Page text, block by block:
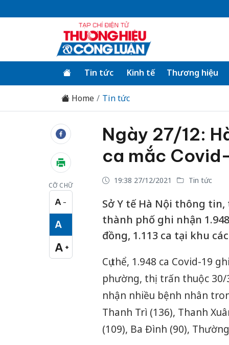
Tin tức Kinh tế Thương hiệu
Home Tin tức
CỠ CHỮ
A −
Cỡ chữ nhỏ
A
Cỡ chữ vừa
A +
Cỡ chữ lớn
Ngày 27/12:
ca mắc
19:38 27/12/2021 Tin tức
Sở Y tế Hà Nội thông
thành phố ghi nhận
đồng, 1.113 ca tại khu
Cụ thể, 1.948 ca Covid-19
phường, thị trấn thuộc 30/
nhận nhiều bệnh nhân
Thanh Trì (136), Thanh
(109), Ba Đình (90),